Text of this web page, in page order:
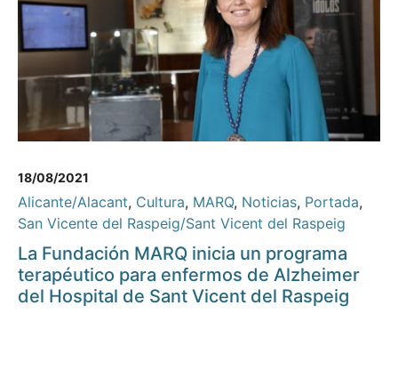
18/08/2021
Alicante/Alacant, Cultura, MARQ, Noticias, Portada,
San Vicente del Raspeig/Sant Vicent del Raspeig
La Fundación MARQ inicia un programa
terapéutico para enfermos de Alzheimer
del Hospital de Sant Vicent del Raspeig